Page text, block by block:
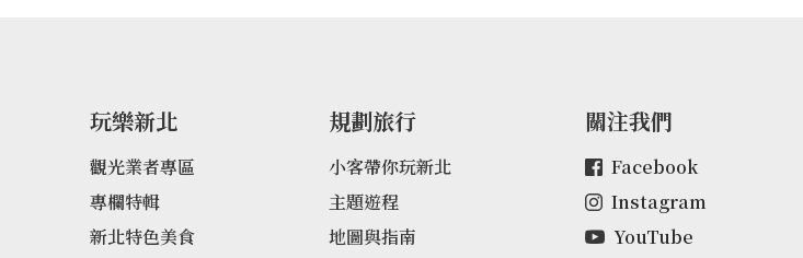
玩樂新北
觀光業者專區
專欄特輯
新北特色美食
規劃旅行
小客帶你玩新北
主題遊程
地圖與指南
關注我們
Facebook
Instagram
YouTube